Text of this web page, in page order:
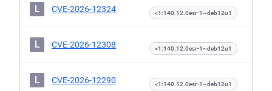
L CVE-2026-12324 <1:140.12.0esr-1~deb12u1
L CVE-2026-12308 <1:140.12.0esr-1~deb12u1
L CVE-2026-12290 <1:140.12.0esr-1~deb12u1